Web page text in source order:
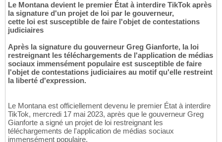
Le Montana devient le premier État à interdire TikTok après
la signature d'un projet de loi par le gouverneur,
cette loi est susceptible de faire l'objet de contestations
judiciaires
Après la signature du gouverneur Greg Gianforte, la loi
restreignant les téléchargements de l'application de médias
sociaux immensément populaire est susceptible de faire
l'objet de contestations judiciaires au motif qu'elle restreint
la liberté d'expression.
Le Montana est officiellement devenu le premier État à interdire
TikTok, mercredi 17 mai 2023, après que le gouverneur Greg
Gianforte a signé un projet de loi restreignant les
téléchargements de l'application de médias sociaux
immensément populaire.